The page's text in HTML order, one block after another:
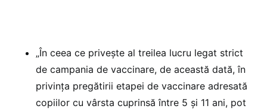
„În ceea ce privește al treilea lucru legat strict
de campania de vaccinare, de această dată, în
privința pregătirii etapei de vaccinare adresată
copiilor cu vârsta cuprinsă între 5 și 11 ani, pot